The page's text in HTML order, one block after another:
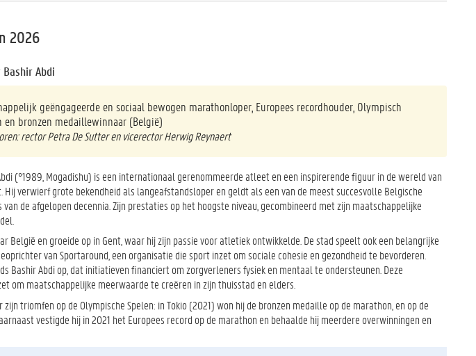
2026
Abdi
geëngageerde en sociaal bewogen marathonloper, Europees recordhouder, Olympisch
en bronzen medaillewinnaar (België)
rector Petra De Sutter en vicerector Herwig Reynaert
(°1989, Mogadishu) is een internationaal gerenommeerde atleet en een inspirerende figuur in de wereld van
Hij verwierf grote bekendheid als langeafstandsloper en geldt als een van de meest succesvolle Belgische
de afgelopen decennia. Zijn prestaties op het hoogste niveau, gecombineerd met zijn maatschappelijke
België en groeide op in Gent, waar hij zijn passie voor atletiek ontwikkelde. De stad speelt ook een belangrijke
van Sportaround, een organisatie die sport inzet om sociale cohesie en gezondheid te bevorderen.
Bashir Abdi op, dat initiatieven financiert om zorgverleners fysiek en mentaal te ondersteunen. Deze
om maatschappelijke meerwaarde te creëren in zijn thuisstad en elders.
triomfen op de Olympische Spelen: in Tokio (2021) won hij de bronzen medaille op de marathon, en op de
vestigde hij in 2021 het Europees record op de marathon en behaalde hij meerdere overwinningen en